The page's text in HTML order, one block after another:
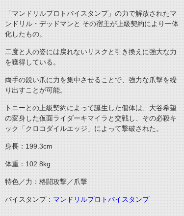
「マンドリルプロトバイスタンプ」の力で解放されたマ
ンドリル・デッドマンと その宿主が上級契約により一体
化したもの。
二度と人の姿には戻れないリスクと引き換えに強大な力
を獲得している。
両手の鋭い爪に力を集中させることで、強力な爪撃を繰
り出すことが可能。
トニーとの上級契約によって誕生した個体は、大谷希望
の変身した仮面ライダーキマイラと交戦し、その必殺キ
ック「クロコダイルエッジ」によって撃破された。
身長：199.3cm
体重：102.8kg
特色／力：格闘攻撃／爪撃
バイスタンプ： マンドリルプロトバイスタンプ